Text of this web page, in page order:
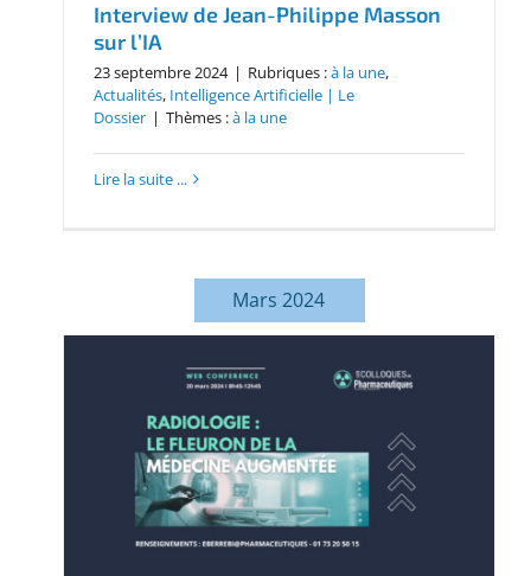
Interview de Jean-Philippe Masson
sur l’IA
23 septembre 2024 | Rubriques :à la une,
Actualités, Intelligence Artificielle | Le
Dossier | Thèmes :à la une
Lire la suite ...
Mars 2024